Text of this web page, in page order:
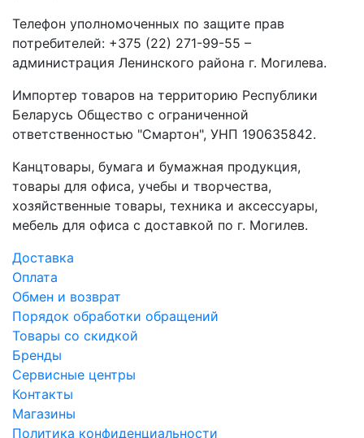
Телефон уполномоченных по защите прав
потребителей: +375 (22) 271-99-55 –
администрация Ленинского района г. Могилева.
Импортер товаров на территорию Республики
Беларусь Общество с ограниченной
ответственностью "Смартон", УНП 190635842.
Канцтовары, бумага и бумажная продукция,
товары для офиса, учебы и творчества,
хозяйственные товары, техника и аксессуары,
мебель для офиса с доставкой по г. Могилев.
Доставка
Оплата
Обмен и возврат
Порядок обработки обращений
Товары со скидкой
Бренды
Сервисные центры
Контакты
Магазины
Политика конфиденциальности